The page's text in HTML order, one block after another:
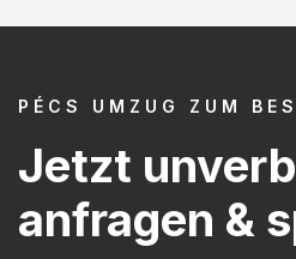
PÉCS UMZUG ZUM
Jetzt
anfragen &